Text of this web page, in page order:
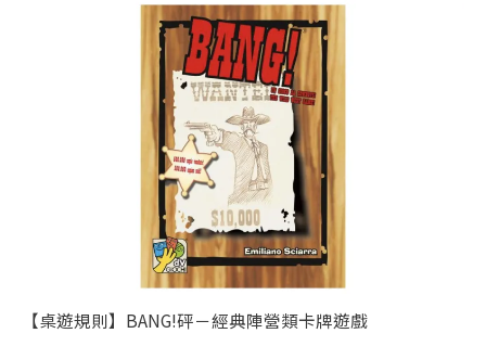
【桌遊規則】BANG!砰－經典陣營類卡牌遊戲